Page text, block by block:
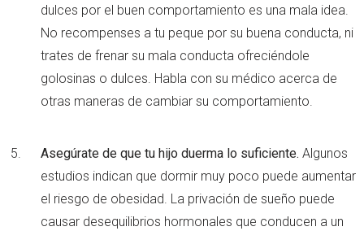
dulces por el buen comportamiento es una mala idea.
No recompenses a tu peque por su buena conducta, ni
trates de frenar su mala conducta ofreciéndole
golosinas o dulces. Habla con su médico acerca de
otras maneras de cambiar su comportamiento.
Asegúrate de que tu hijo duerma lo suficiente. Algunos
estudios indican que dormir muy poco puede aumentar
el riesgo de obesidad. La privación de sueño puede
causar desequilibrios hormonales que conducen a un